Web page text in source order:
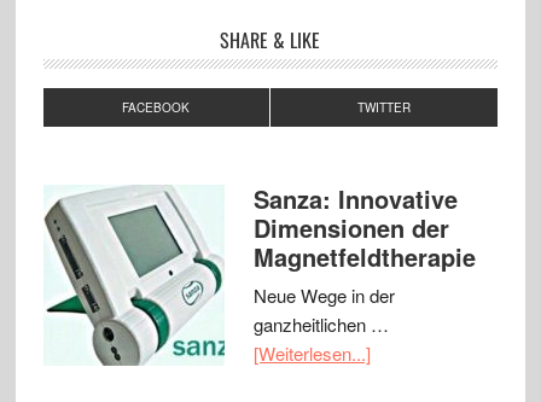
SHARE & LIKE
FACEBOOK TWITTER
Sanza: Innovative
Dimensionen der
Magnetfeldtherapie
Neue Wege in der
ganzheitlichen …
[Weiterlesen...]